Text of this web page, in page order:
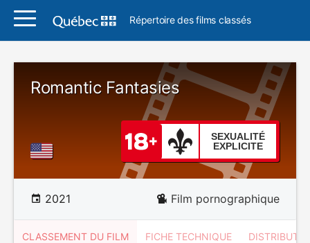
Répertoire des films classés
Romantic Fantasies
SEXUALITÉ
EXPLICITE
2021 Film pornographique
CLASSEMENT DU FILM FICHE TECHNIQUE